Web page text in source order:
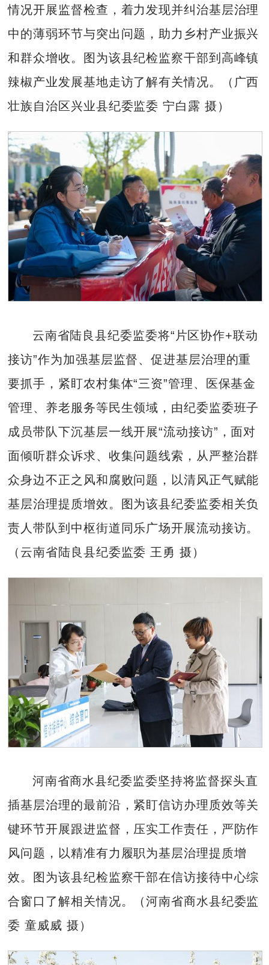
情况开展监督检查，着力发现并纠治基层治理
中的薄弱环节与突出问题，助力乡村产业振兴
和群众增收。图为该县纪检监察干部到高峰镇
辣椒产业发展基地走访了解有关情况。（广西
壮族自治区兴业县纪委监委 宁白露 摄）
云南省陆良县纪委监委将“片区协作+联动
接访”作为加强基层监督、促进基层治理的重
要抓手，紧盯农村集体“三资”管理、医保基金
管理、养老服务等民生领域，由纪委监委班子
成员带队下沉基层一线开展“流动接访”，面对
面倾听群众诉求、收集问题线索，从严整治群
众身边不正之风和腐败问题，以清风正气赋能
基层治理提质增效。图为该县纪委监委相关负
责人带队到中枢街道同乐广场开展流动接访。
（云南省陆良县纪委监委 王勇 摄）
河南省商水县纪委监委坚持将监督探头直
插基层治理的最前沿，紧盯信访办理质效等关
键环节开展跟进监督，压实工作责任，严防作
风问题，以精准有力履职为基层治理提质增
效。图为该县纪检监察干部在信访接待中心综
合窗口了解相关情况。（河南省商水县纪委监
委 童威威 摄）